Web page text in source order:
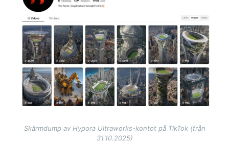
Skärmdump av Hypora Ultraworks-kontot på TikTok (från
31.10.2025)